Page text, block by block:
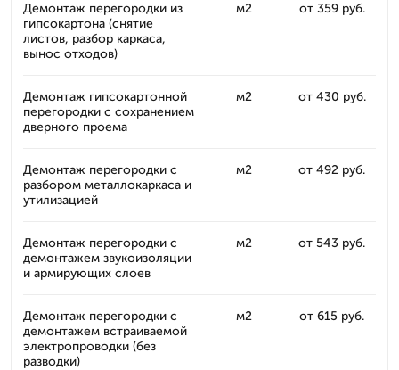
Демонтаж перегородки из
гипсокартона (снятие
листов, разбор каркаса,
вынос отходов)
м2 от 359 руб.
Демонтаж гипсокартонной
перегородки с сохранением
дверного проема
м2 от 430 руб.
Демонтаж перегородки с
разбором металлокаркаса и
утилизацией
м2 от 492 руб.
Демонтаж перегородки с
демонтажем звукоизоляции
и армирующих слоев
м2 от 543 руб.
Демонтаж перегородки с
демонтажем встраиваемой
электропроводки (без
разводки)
м2 от 615 руб.